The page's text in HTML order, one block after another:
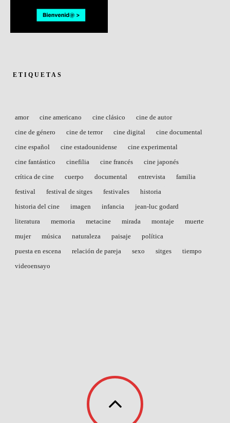
ETIQUETAS
amor cine americano cine clásico
cine de autor
cine de género
cine de terror cine digital
cine documental
cine español
cine estadounidense
cine experimental
cine fantástico
cinefilia cine francés
cine japonés
crítica de cine
cuerpo documental entrevista
familia
festival
festival de sitges festivales
historia
historia del cine
imagen infancia
jean-luc godard
literatura
memoria metacine mirada montaje
muerte
mujer
música naturaleza paisaje
política
puesta en escena
relación de pareja sexo sitges
tiempo
videoensayo